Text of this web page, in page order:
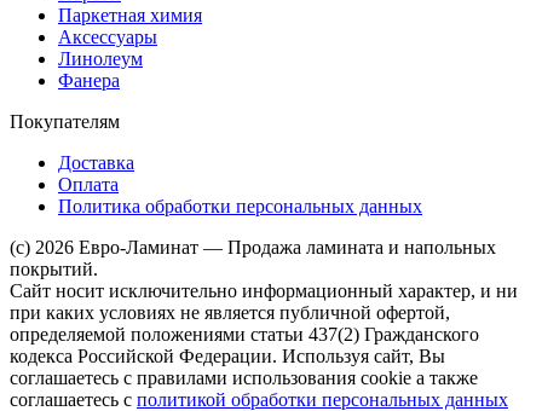
Паркетная химия
Аксессуары
Линолеум
Фанера
Покупателям
Доставка
Оплата
Политика обработки персональных данных
(c) 2026 Евро-Ламинат — Продажа ламината и напольных
покрытий.
Сайт носит исключительно информационный характер, и ни
при каких условиях не является публичной офертой,
определяемой положениями статьи 437(2) Гражданского
кодекса Российской Федерации. Используя сайт, Вы
соглашаетесь с правилами использования cookie а также
соглашаетесь с политикой обработки персональных данных